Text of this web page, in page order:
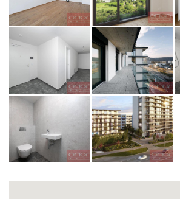
opiš kód z obrázku
ODESLAT ZPRÁVU